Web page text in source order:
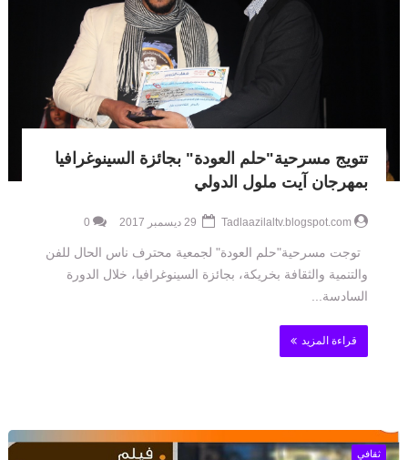
تتويج مسرحية"حلم العودة" بجائزة السينوغرافيا
بمهرجان آيت ملول الدولي
Tadlaazilaltv.blogspot.com
0
توجت مسرحية"حلم العودة" لجمعية محترف ناس الحال للفن
والتنمية والثقافة بخريكة، بجائزة السينوغرافيا، خلال الدورة
السادسة...
قراءة المزيد
ثقافي